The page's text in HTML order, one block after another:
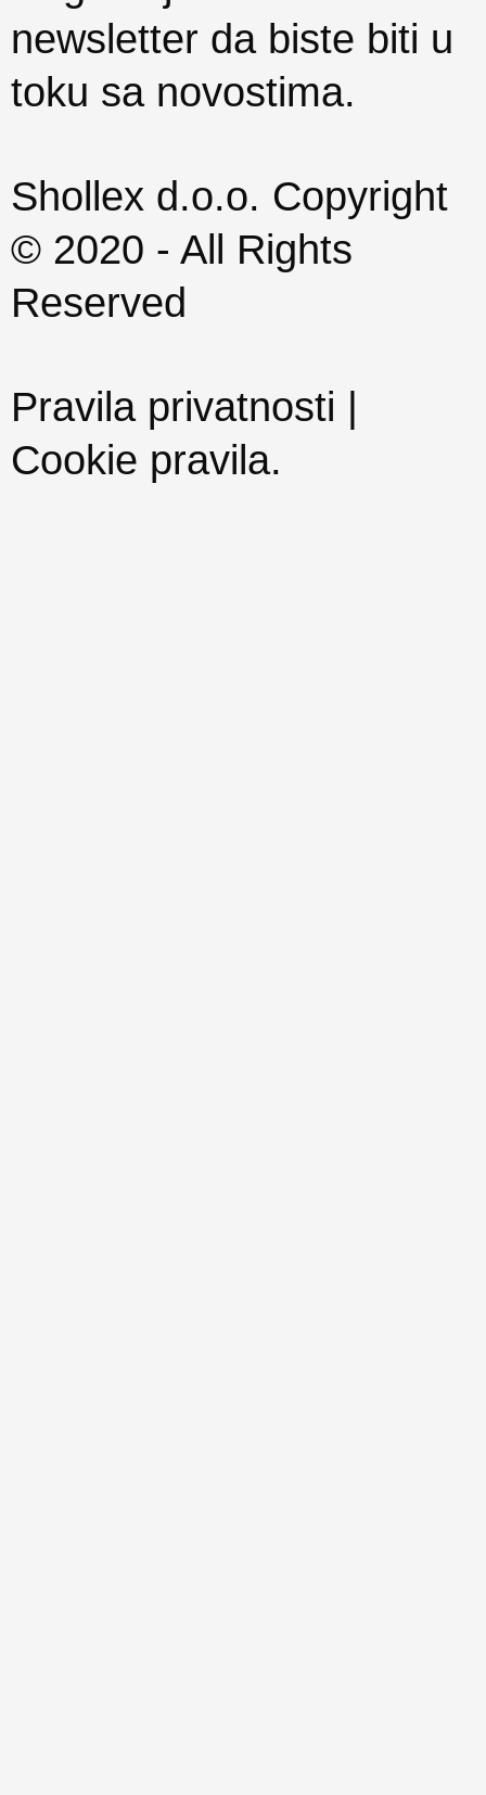
newsletter da biste biti u
toku sa novostima.
Shollex d.o.o. Copyright
© 2020 - All Rights
Reserved
Pravila privatnosti |
Cookie pravila.